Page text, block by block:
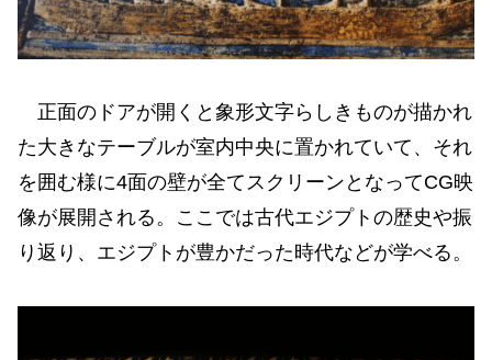
正面のドアが開くと象形文字らしきものが描かれ
た大きなテーブルが室内中央に置かれていて、それ
を囲む様に4面の壁が全てスクリーンとなってCG映
像が展開される。ここでは古代エジプトの歴史や振
り返り、エジプトが豊かだった時代などが学べる。